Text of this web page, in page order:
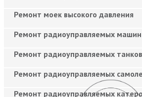
Ремонт моек высокого давления
Ремонт радиоуправляемых
Ремонт радиоуправляемых танков
Ремонт радиоуправляемых
Ремонт радиоуправляемых